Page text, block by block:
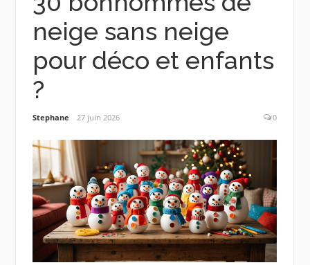
neige sans neige
pour déco et enfants
?
Stephane 27 juin 2026 0